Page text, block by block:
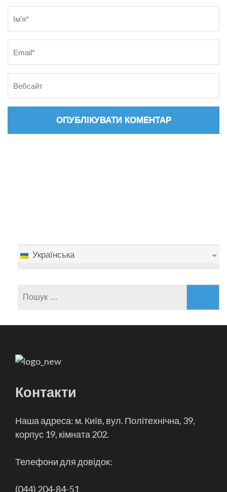
Українська
Контакти
Наша адреса: м. Київ, вул. Політехнічна, 39,
корпус 19, кімната 202.
Телефони для довідок:
(044) 204-84-51